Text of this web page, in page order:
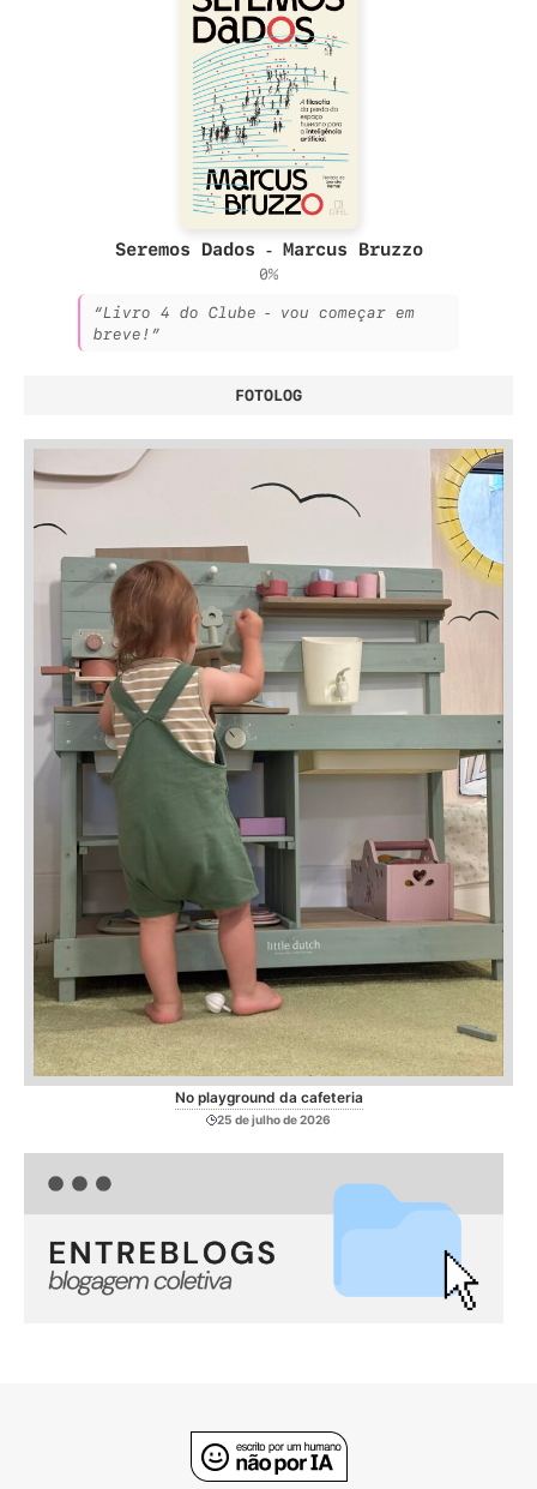
Seremos Dados - Marcus Bruzzo
0%
“Livro 4 do Clube - vou começar em
breve!”
FOTOLOG
No playground da cafeteria
25 de julho de 2026